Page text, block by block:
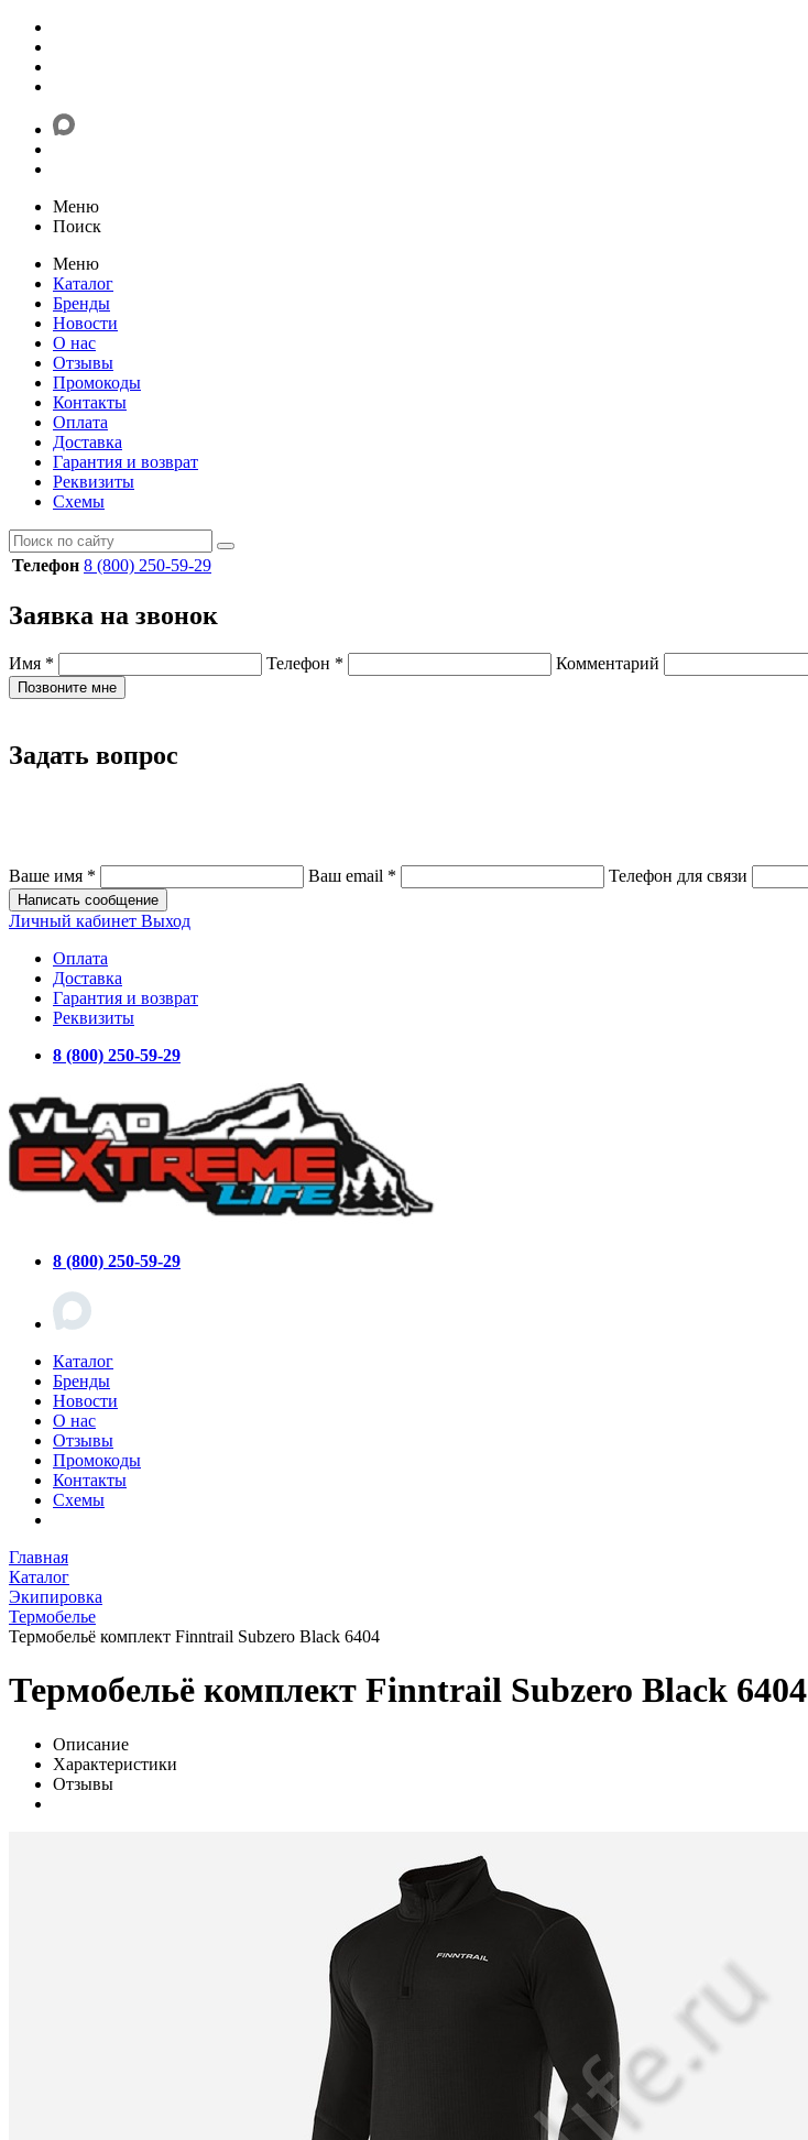
Меню
Поиск
Меню
Каталог
Бренды
Новости
О нас
Отзывы
Промокоды
Контакты
Оплата
Доставка
Гарантия и возврат
Реквизиты
Схемы
Телефон 8 (800) 250-59-29
Заявка на звонок
Имя * Телефон * Комментарий
Позвоните мне
Задать вопрос
Ваше имя * Ваш email * Телефон для связи
Написать сообщение
Личный кабинет Выход
Оплата
Доставка
Гарантия и возврат
Реквизиты
8 (800) 250-59-29
8 (800) 250-59-29
Каталог
Бренды
Новости
О нас
Отзывы
Промокоды
Контакты
Схемы
Главная
Каталог
Экипировка
Термобелье
Термобельё комплект Finntrail Subzero Black 6404
Термобельё комплект Finntrail Subzero Black 6404
Описание
Характеристики
Отзывы